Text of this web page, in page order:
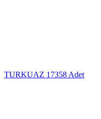
TURKUAZ 17358 Adet